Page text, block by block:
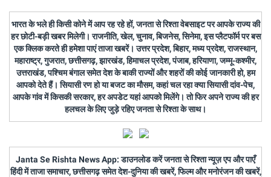
भारत के भले ही किसी कोने में आप रह रहे हों, जनता से रिश्ता वेबसाइट पर आपके राज्य की
हर छोटी-बड़ी खबर मिलेगी। राजनीति, खेल, चुनाव, बिजनेस, सिनेमा, इस प्लैटफॉर्म पर बस
एक क्लिक करते ही हमेशा पाएं ताजा खबरें। उत्तर प्रदेश, बिहार, मध्य प्रदेश, राजस्थान,
महाराष्ट्र, गुजरात, छत्तीसगढ़, झारखंड, हिमाचल प्रदेश, पंजाब, हरियाणा, जम्मू-कश्मीर,
उत्तराखंड, पश्चिम बंगाल समेत देश के बाकी राज्यों और शहरों की कोई जानकारी हो, हम
आपको देते हैं। सियासी रण हो या बजट का मौसम, कहां चल रहा क्या सियासी दांव-पेच,
आपके गांव में किसकी सरकार, हर अपडेट यहां आपको मिलेंगे। तो फिर अपने राज्य की हर
हलचल के लिए जुड़े रहिए जनता से रिश्ता के साथ।
Janta Se Rishta News App: डाउनलोड करें जनता से रिश्ता न्यूज़ एप और पाएँ
हिंदी में ताजा समाचार, छत्तीसगढ़ समेत देश-दुनिया की खबरें, फिल्म और मनोरंजन की खबरें,